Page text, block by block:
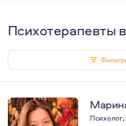
Психотерапевты
Психолог,